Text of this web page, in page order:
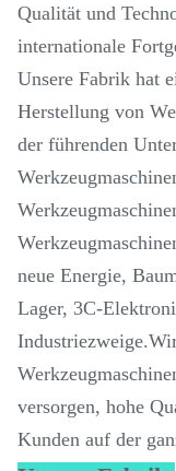
Qualität und
internationale
Unsere Fabrik hat
Herstellung von
der führenden
neue Energie,
Lager, 3C-
versorgen, hohe
Kunden auf der